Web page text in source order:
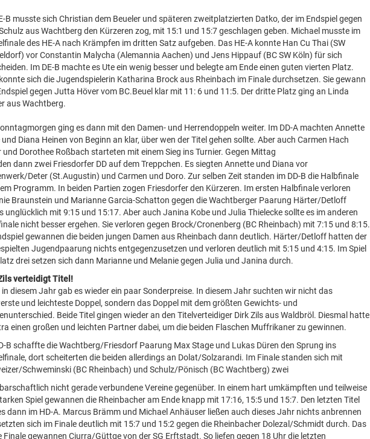
B musste sich Christian dem Beueler und späteren zweitplatzierten Datko, der im Endspiel gegen
aus Wachtberg den Kürzeren zog, mit 15:1 und 15:7 geschlagen geben. Michael musste im
des HE-A nach Krämpfen im dritten Satz aufgeben. Das HE-A konnte Han Cu Thai (SW
vor Constantin Malycha (Alemannia Aachen) und Jens Hippauf (BC SW Köln) für sich
Im DE-B machte es Ute ein wenig besser und belegte am Ende einen guten vierten Platz.
sich die Jugendspielerin Katharina Brock aus Rheinbach im Finale durchsetzen. Sie gewann
gegen Jutta Höver vom BC.Beuel klar mit 11: 6 und 11:5. Der dritte Platz ging an Linda
aus Wachtberg.
ging es dann mit den Damen- und Herrendoppeln weiter. Im DD-A machten Annette
und Diana Heinen von Beginn an klar, über wen der Titel gehen sollte. Aber auch Carmen Hach
und Dorothee Roßbach starteten mit einem Sieg ins Turnier. Gegen Mittag
dann zwei Friesdorfer DD auf dem Treppchen. Es siegten Annette und Diana vor
Deter (St.Augustin) und Carmen und Doro. Zur selben Zeit standen im DD-B die Halbfinale
Programm. In beiden Partien zogen Friesdorfer den Kürzeren. Im ersten Halbfinale verloren
Braunstein und Marianne Garcia-Schatton gegen die Wachtberger Paarung Härter/Detloff
unglücklich mit 9:15 und 15:17. Aber auch Janina Kobe und Julia Thielecke sollte es im anderen
nicht besser ergehen. Sie verloren gegen Brock/Cronenberg (BC Rheinbach) mit 7:15 und 8:15.
gewannen die beiden jungen Damen aus Rheinbach dann deutlich. Härter/Detloff hatten der
Jugendpaarung nichts entgegenzusetzen und verloren deutlich mit 5:15 und 4:15. Im Spiel
drei setzen sich dann Marianne und Melanie gegen Julia und Janina durch.
verteidigt Titel!
in diesem Jahr gab es wieder ein paar Sonderpreise. In diesem Jahr suchten wir nicht das
und leichteste Doppel, sondern das Doppel mit dem größten Gewichts- und
Beide Titel gingen wieder an den Titelverteidiger Dirk Zils aus Waldbröl. Diesmal hatte
einen großen und leichten Partner dabei, um die beiden Flaschen Muffrikaner zu gewinnen.
B schaffte die Wachtberg/Friesdorf Paarung Max Stage und Lukas Düren den Sprung ins
dort scheiterten die beiden allerdings an Dolat/Solzarandi. Im Finale standen sich mit
Schweminski (BC Rheinbach) und Schulz/Pönisch (BC Wachtberg) zwei
nicht gerade verbundene Vereine gegenüber. In einem hart umkämpften und teilweise
Spiel gewannen die Rheinbacher am Ende knapp mit 17:16, 15:5 und 15:7. Den letzten Titel
dann im HD-A. Marcus Brämm und Michael Anhäuser ließen auch dieses Jahr nichts anbrennen
sich im Finale deutlich mit 15:7 und 15:2 gegen die Rheinbacher Dolezal/Schmidt durch. Das
Finale gewannen Ciurra/Güttge von der SG Erftstadt. So liefen gegen 18 Uhr die letzten